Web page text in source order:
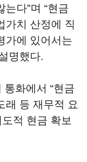
다”며 “현금
가치 산정에 직
가에 있어서는
명했다.
화에서 “현금
래 등 재무적 요
도적 현금 확보